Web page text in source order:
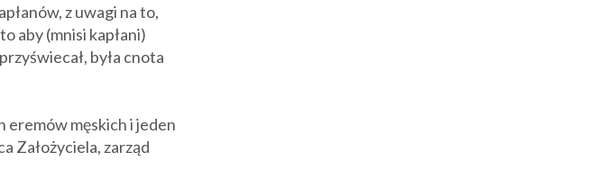
z uwagi na to,
aby (mnisi kapłani)
była cnota
eremów męskich i jeden
Założyciela, zarząd